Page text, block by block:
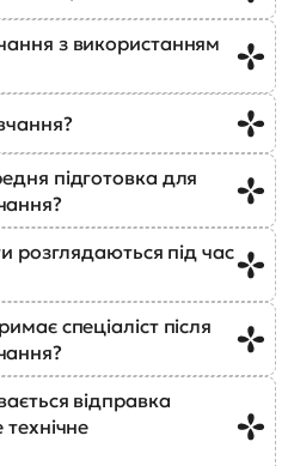
з використанням
підготовка для
розглядаються під час
спеціаліст після
відправка
технічне